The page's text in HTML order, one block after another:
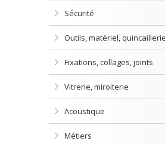
Sécurité
Outils, matériel, quincaillerie
Fixations, collages, joints
Vitrerie, miroiterie
Acoustique
Métiers